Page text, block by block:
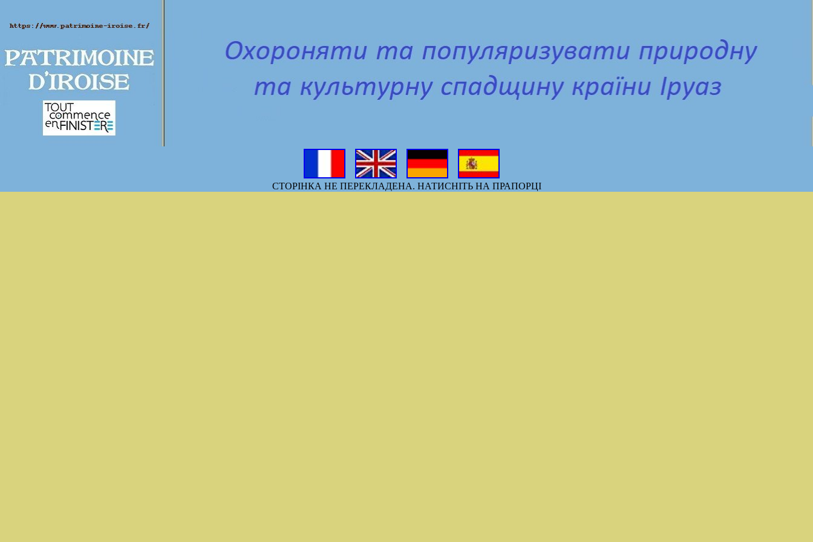
СТОРІНКА НЕ ПЕРЕКЛАДЕНА. НАТИСНІТЬ НА ПРАПОРЦІ